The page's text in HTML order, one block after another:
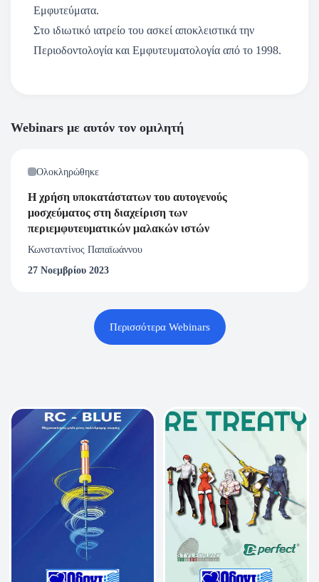
Εμφυτεύματα.
Στο ιδιωτικό ιατρείο του ασκεί αποκλειστικά την
Περιοδοντολογία και Εμφυτευματολογία από το 1998.
Webinars με αυτόν τον ομιλητή
Ολοκληρώθηκε
Η χρήση υποκατάστατων του αυτoγενούς
μοσχεύματος στη διαχείριση των
περιεμφυτευματικών μαλακών ιστών
Κωνσταντίνος Παπαϊωάννου
27 Νοεμβρίου 2023
Περισσότερα Webinars